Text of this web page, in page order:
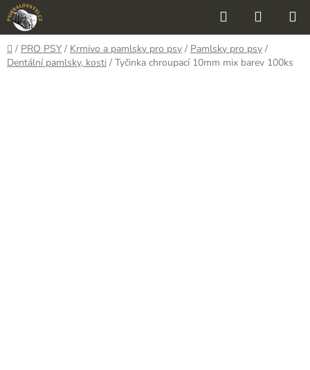
Přejít
na
obsah
Hledat
KOŠÍK
Domů
/ PRO PSY / Krmivo a pamlsky pro psy / Pamlsky pro psy /
Dentální pamlsky, kosti / Tyčinka chroupací 10mm mix barev 100ks